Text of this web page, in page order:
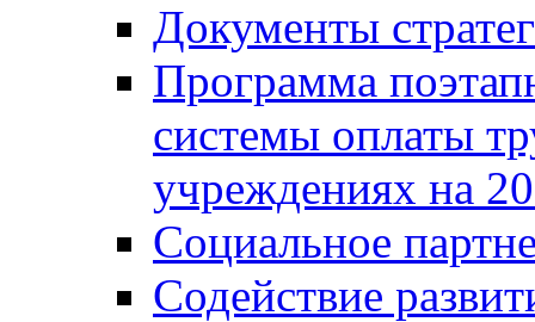
Документы
Программа
системы оплаты
учреждениях на
Социальное
Содействие